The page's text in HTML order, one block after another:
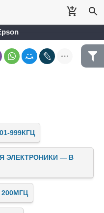
999КГЦ
ЭЛЕКТРОНИКИ — В